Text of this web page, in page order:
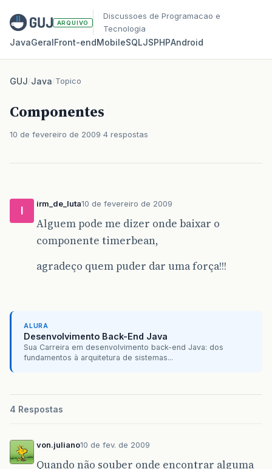
ARQUIVO
Discussoes de Programacao e
Tecnologia
JavaGeralFront‑endMobileSQLJSPHPAndroid
GUJ/Java/Topico
Componentes
10 de fevereiro de 2009 4 respostas
I
irm_de_luta10 de fevereiro de 2009
Alguem pode me dizer onde baixar o
componente timerbean,
agradeço quem puder dar uma força!!!
ALURA
Desenvolvimento Back-End Java
Sua Carreira em desenvolvimento back-end Java: dos
fundamentos à arquitetura de sistemas...
4 Respostas
von.juliano10 de fev. de 2009
Quando não souber onde encontrar alguma